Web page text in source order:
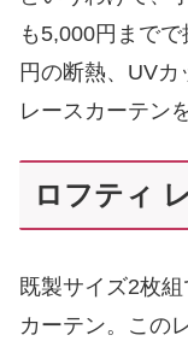
も5,000円まで
円の断熱、UV
レースカーテン
ロフティ
既製サイズ2枚
カーテン。この